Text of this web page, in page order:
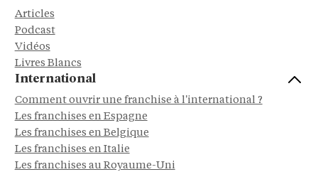
Articles
Podcast
Vidéos
Livres Blancs
International
Comment ouvrir une franchise à l'international ?
Les franchises en Espagne
Les franchises en Belgique
Les franchises en Italie
Les franchises au Royaume-Uni